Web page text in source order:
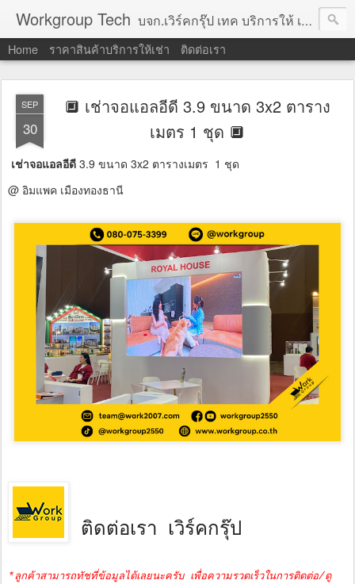
Workgroup Tech บจก.เวิร์คกรุ๊ป เทค บริการให้ เช่าคอมพิวเตอร์ โน้ตบุ๊ค โปรเจคเตอร์ ทีวีจอแบน จอทัชสกรีน ตู้คีออส วีดีโอวอล และอุปกรณ์อื่น ๆ บริการให้เช่าเป็น รายวัน
Home ราคาสินค้าบริการให้เช่า ติดต่อเรา
SEP
30
🔲 เช่าจอแอลอีดี 3.9 ขนาด 3x2 ตาราง
เมตร 1 ชุด 🔲
เช่าจอแอลอีดี 3.9 ขนาด 3x2 ตารางเมตร 1 ชุด
@ อิมแพค เมืองทองธานี
ติดต่อเรา เวิร์คกรุ๊ป
*ลูกค้าสามารถทัชที่ข้อมูลได้เลยนะครับ เพื่อความรวดเร็วในการติดต่อ/ดู